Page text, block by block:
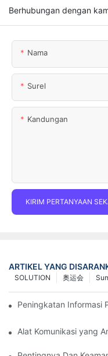
Berhubungan dengan
Nama
Surel
Kandungan
KIRIM PERTANYAAN
ARTIKEL YANG
奥运会
SOLUTION
Peningkatan Informasi
Alat Komunikasi yang